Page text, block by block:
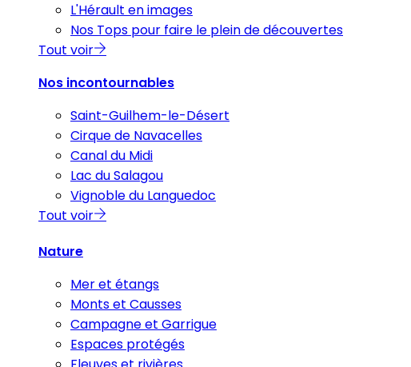
L'Hérault en images
Nos Tops pour faire le plein de découvertes
Tout voir
Nos incontournables
Saint-Guilhem-le-Désert
Cirque de Navacelles
Canal du Midi
Lac du Salagou
Vignoble du Languedoc
Tout voir
Nature
Mer et étangs
Monts et Causses
Campagne et Garrigue
Espaces protégés